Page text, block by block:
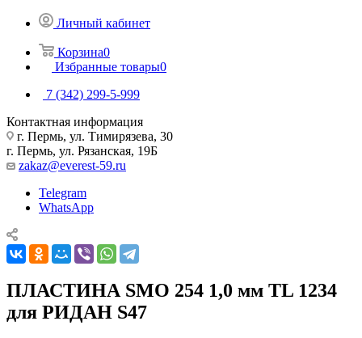
Личный кабинет
Корзина0
Избранные товары0
7 (342) 299-5-999
Контактная информация
г. Пермь, ул. Тимирязева, 30
г. Пермь, ул. Рязанская, 19Б
zakaz@everest-59.ru
Telegram
WhatsApp
ПЛАСТИНА SMO 254 1,0 мм TL 1234
для РИДАН S47